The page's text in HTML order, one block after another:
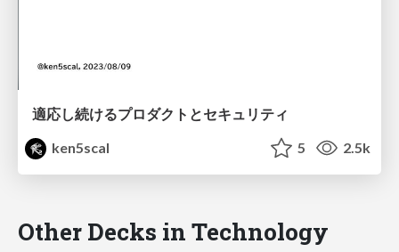
適応し続けるプロダクトとセキュリティ
ken5scal
5 2.5k
Other Decks in Technology